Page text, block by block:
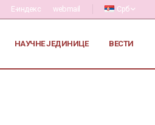
Е-индекс webmail Срб
НАУЧНЕ ЈЕДИНИЦЕ ВЕСТИ